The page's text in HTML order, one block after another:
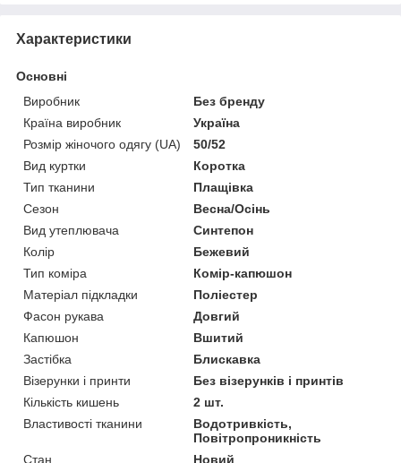
Характеристики
Основні
Виробник
Без бренду
Країна виробник
Україна
Розмір жіночого одягу (UA)
50/52
Вид куртки
Коротка
Тип тканини
Плащівка
Сезон
Весна/Осінь
Вид утеплювача
Синтепон
Колір
Бежевий
Тип коміра
Комір-капюшон
Матеріал підкладки
Поліестер
Фасон рукава
Довгий
Капюшон
Вшитий
Застібка
Блискавка
Візерунки і принти
Без візерунків і принтів
Кількість кишень
2 шт.
Властивості тканини
Водотривкість,
Повітропроникність
Стан
Новий